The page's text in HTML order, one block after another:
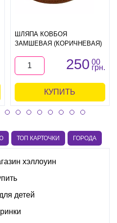
ШЛЯПА КОВБОЯ
ЗАМШЕВАЯ (КОРИЧНЕВАЯ)
250 00
грн.
КУПИТЬ
ТОП КАРТОЧКИ ГОРОДА
хэллоуин
детей